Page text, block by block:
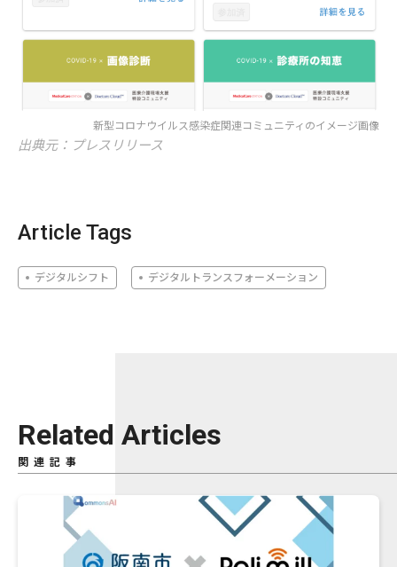
新型コロナウイルス感染症関連コミュニティのイメージ画像
出典元：プレスリリース
Article Tags
デジタルシフト デジタルトランスフォーメーション
Related Articles
関連記事